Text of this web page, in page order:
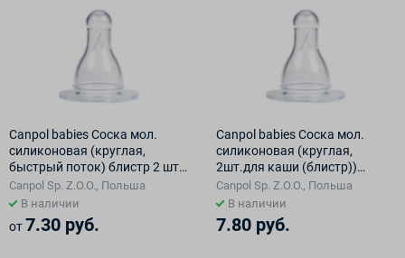
Сanpol babies Соска мол.
силиконовая (круглая,
быстрый поток) блистр 2 шт.
Арт.18/117
Canpol Sp. Z.O.O., Польша
В наличии
от7.30 руб.
Сanpol babies Соска мол.
силиконовая (круглая,
2шт.для каши (блистр))
18/118
Canpol Sp. Z.O.O., Польша
В наличии
7.80 руб.